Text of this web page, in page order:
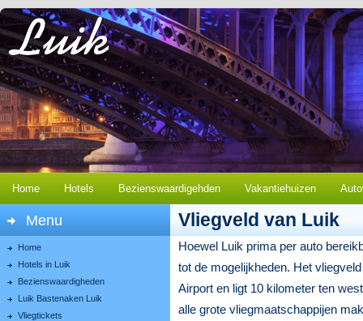
Home Hotels Bezienswaardigehden Vakantiehuizen
Menu
Home
Hotels in Luik
Bezienswaardigheden
Luik Bastenaken Luik
Vliegtickets
Vliegveld van Luik
Hoewel Luik prima per auto
tot de mogelijkheden. Het
Airport en ligt 10 kilometer ten
alle grote vliegmaatschappijen